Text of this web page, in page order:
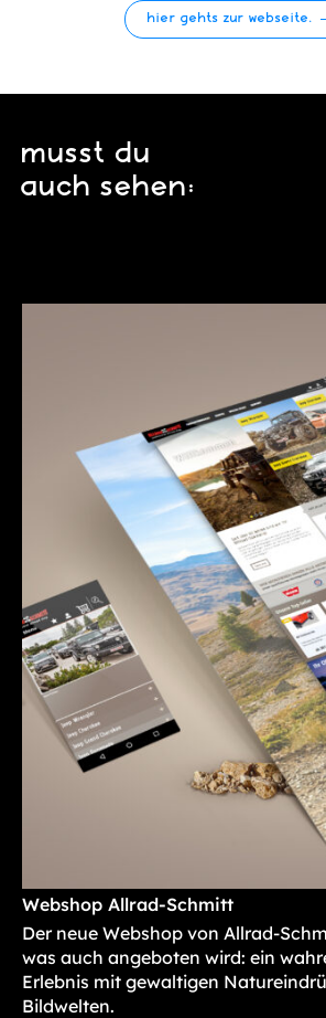
hier gehts zur webseite.
musst du
auch sehen:
Webshop Allrad-Schmitt
Der neue Webshop von Allrad-
was auch angeboten wird: ein
Erlebnis mit gewaltigen
Bildwelten.